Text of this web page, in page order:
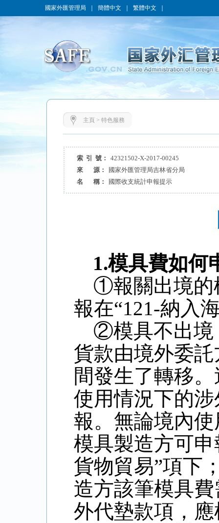
國家外匯管理局 簡體中文 繁體中文
主頁 > 特色服務
索 引 號：
42321502-X-2017-00245
來 源：
國家外匯管理局吉林省分局
名 稱：
國際收支統計申報提示
1.模具費如何
①報關出境的
報在“121-納入
②模具不出境
貨款由境外委
間發生了轉移
使用情況下的
報。無論境內
模具製造方可申
貨物貿易”項下
造方該筆模具
外代墊款項，